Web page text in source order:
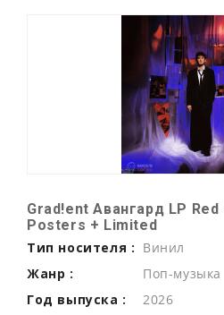
Grad!ent Авангард LP
Posters + Limited
Тип носителя : Винил
Жанр :
Поп-музыка
Год выпуска :
2026